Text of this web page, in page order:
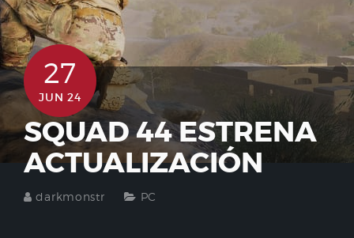
27
JUN 24
SQUAD 44 ESTRENA
ACTUALIZACIÓN
darkmonstr PC